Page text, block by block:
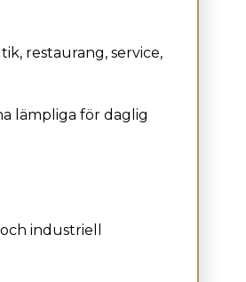
restaurang, service,
lämpliga för daglig
industriell